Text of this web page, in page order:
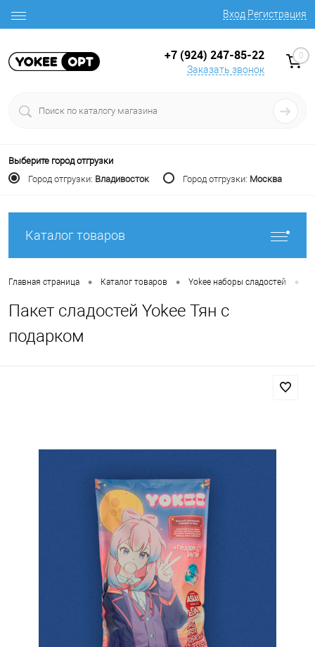
Вход Регистрация
+7 (924) 247-85-22
Заказать звонок
0
Выберите город отгрузки
Город отгрузки: Владивосток Город отгрузки: Москва
Каталог товаров
Главная страница • Каталог товаров • Yokee наборы сладостей •
Пакет сладостей Yokee Тян с
подарком